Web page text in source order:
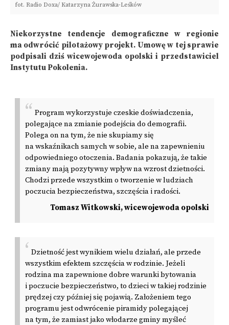
fot. Radio Doxa/ Katarzyna Żurawska-Leśków
Niekorzystne tendencje demograficzne w regionie
ma odwrócić pilotażowy projekt. Umowę w tej sprawie
podpisali dziś wicewojewoda opolski i przedstawiciel
Instytutu Pokolenia.
Program wykorzystuje czeskie doświadczenia,
polegające na zmianie podejścia do demografii.
Polega on na tym, że nie skupiamy się
na wskaźnikach samych w sobie, ale na zapewnieniu
odpowiedniego otoczenia. Badania pokazują, że takie
zmiany mają pozytywny wpływ na wzrost dzietności.
Chodzi przede wszystkim o tworzenie w ludziach
poczucia bezpieczeństwa, szczęścia i radości.
Tomasz Witkowski, wicewojewoda opolski
Dzietność jest wynikiem wielu działań, ale przede
wszystkim efektem szczęścia w rodzinie. Jeżeli
rodzina ma zapewnione dobre warunki bytowania
i poczucie bezpieczeństwo, to dzieci w takiej rodzinie
prędzej czy później się pojawią. Założeniem tego
programu jest odwrócenie piramidy polegającej
na tym, że zamiast jako włodarze gminy myśleć